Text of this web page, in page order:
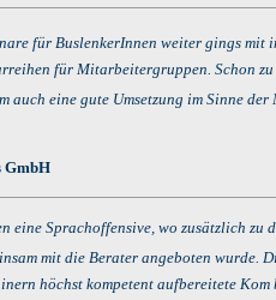
für BuslenkerInnen weiter gings mit
für Mitarbeitergruppen. Schon
auch eine gute Umsetzung im Sinne
GmbH
eine Sprachoffensive, wo zusätzlich zu
mit die Berater angeboten wurde.
höchst kompetent aufbereitete